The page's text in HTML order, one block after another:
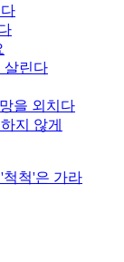
살린다
을 외치다
지 않게
척척'은 가라